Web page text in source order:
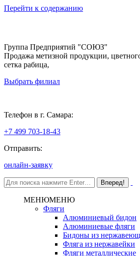
Перейти к содержанию
Группа Предприятий "СОЮЗ"
Продажа метизной продукции,
сетка рабица,
Выбрать филиал
Телефон в г. Самара:
+7 499 703-18-43
Отправить:
онлайн-заявку
МЕНЮМЕНЮ
Фляги
Алюминиевый бидон
Алюминиевые фляги
Бидоны из
Фляга из нержавейки
Фляги металлические